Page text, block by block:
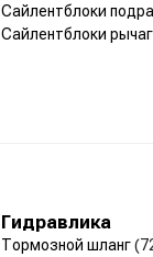
Сайлентблоки
Сайлентблоки
Гидравлика
Тормозной шланг